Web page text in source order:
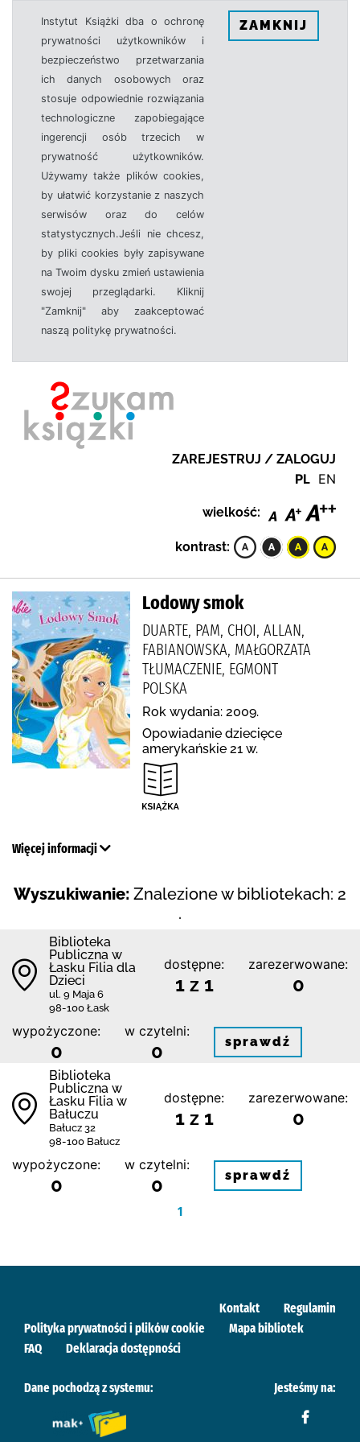
Instytut Książki dba o ochronę
prywatności użytkowników i
bezpieczeństwo przetwarzania
ich danych osobowych oraz
stosuje odpowiednie rozwiązania
technologiczne zapobiegające
ingerencji osób trzecich w
prywatność użytkowników.
Używamy także plików cookies,
by ułatwić korzystanie z naszych
serwisów oraz do celów
statystycznych.Jeśli nie chcesz,
by pliki cookies były zapisywane
na Twoim dysku zmień ustawienia
swojej przeglądarki. Kliknij
"Zamknij" aby zaakceptować
naszą politykę prywatności.
ZAMKNIJ
ZAREJESTRUJ / ZALOGUJ
PL EN
wielkość:
kontrast:
Lodowy smok
DUARTE, PAM, CHOI, ALLAN,
FABIANOWSKA, MAŁGORZATA
TŁUMACZENIE, EGMONT
POLSKA
Rok wydania: 2009.
Opowiadanie dziecięce
amerykańskie 21 w.
Więcej informacji
Wyszukiwanie: Znalezione w bibliotekach: 2
.
Biblioteka
Publiczna w
Łasku Filia dla
Dzieci
ul. 9 Maja 6
98-100 Łask
dostępne:
1 z 1
zarezerwowane:
0
wypożyczone:
0
w czytelni:
0 sprawdź
Biblioteka
Publiczna w
Łasku Filia w
Bałuczu
Bałucz 32
98-100 Bałucz
dostępne:
1 z 1
zarezerwowane:
0
wypożyczone:
0
w czytelni:
0 sprawdź
1
Kontakt
Regulamin
Polityka prywatności i plików cookie
Mapa bibliotek
FAQ
Deklaracja dostępności
Dane pochodzą z systemu: Jesteśmy na: